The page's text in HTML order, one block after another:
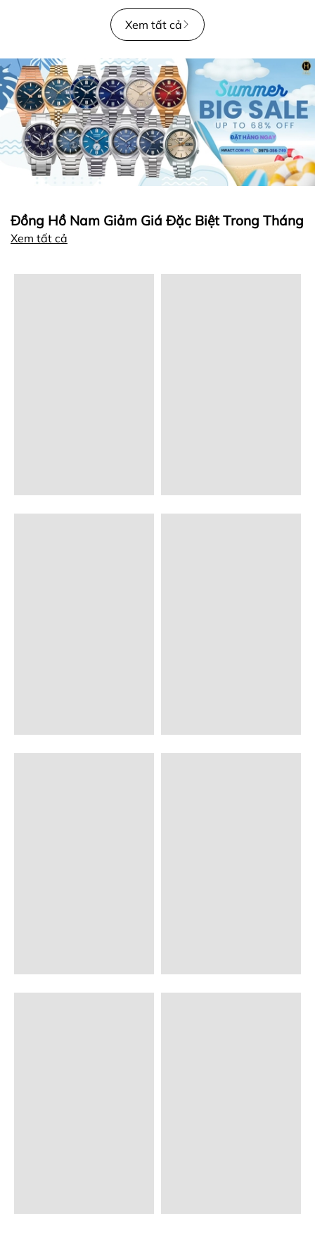
Xem tất cả
Đồng Hồ Nam Giảm Giá Đặc Biệt Trong Tháng
Xem tất cả